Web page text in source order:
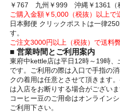
￥767 九州￥999 沖縄￥1361（
ご購入金額￥5,000（税抜）以上で
日本郵便 クリックポストは一律
す。
ご注文3000円以上（税抜）で送料
■ 営業時間とご利用案内
東府中kettle店は平日12時～19時
です。ご利用の際は入口で手指の
クの着用は任意とさせて頂きます
は入店をお断りする場合がござい
コーヒー豆のご用命はオンライン
ご利用下さい。